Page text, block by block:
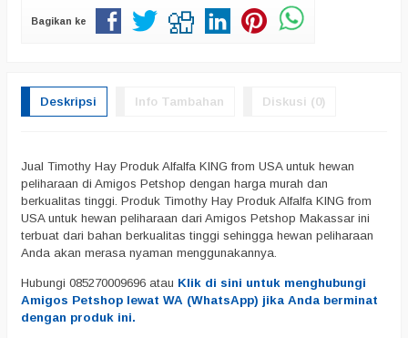
Bagikan ke
Deskripsi Info Tambahan Diskusi (0)
Jual Timothy Hay Produk Alfalfa KING from USA untuk hewan
peliharaan di Amigos Petshop dengan harga murah dan
berkualitas tinggi. Produk Timothy Hay Produk Alfalfa KING from
USA untuk hewan peliharaan dari Amigos Petshop Makassar ini
terbuat dari bahan berkualitas tinggi sehingga hewan peliharaan
Anda akan merasa nyaman menggunakannya.
Hubungi 085270009696 atau Klik di sini untuk menghubungi
Amigos Petshop lewat WA (WhatsApp) jika Anda berminat
dengan produk ini.